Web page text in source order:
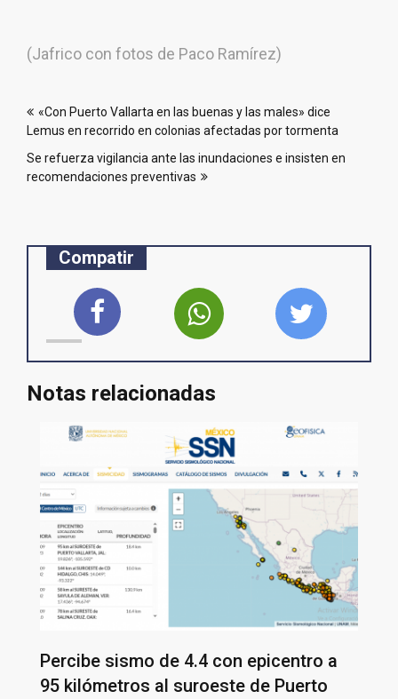
(Jafrico con fotos de Paco Ramírez)
de
entradas
«Con Puerto Vallarta en las buenas y las males» dice
Lemus en recorrido en colonias afectadas por tormenta
Se refuerza vigilancia ante las inundaciones e insisten en
recomendaciones preventivas
Compatir
Notas relacionadas
Percibe sismo de 4.4 con epicentro a
95 kilómetros al suroeste de Puerto